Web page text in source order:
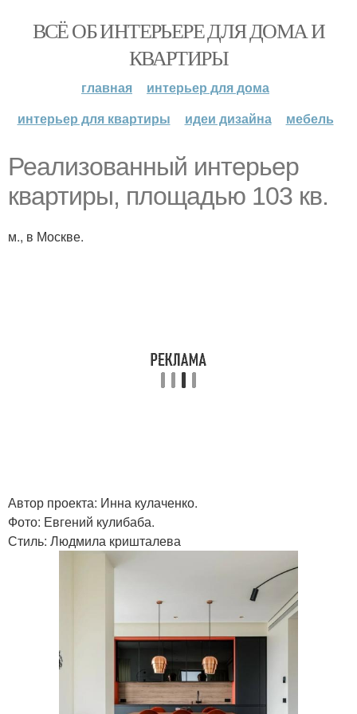
ВСЁ ОБ ИНТЕРЬЕРЕ ДЛЯ ДОМА И
КВАРТИРЫ
главная
интерьер для дома
интерьер для квартиры
идеи дизайна мебель
Реализованный интерьер
квартиры, площадью 103 кв.
м., в Москве.
Автор проекта: Инна кулаченко.
Фото: Евгений кулибаба.
Стиль: Людмила кришталева